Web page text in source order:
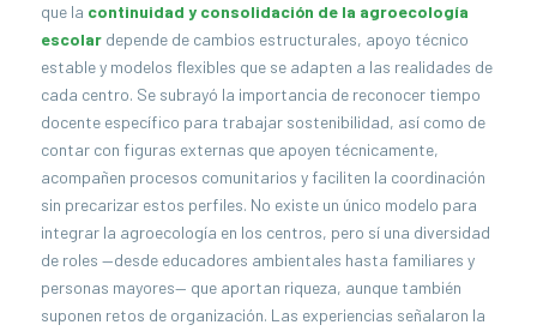
que la continuidad y consolidación de la agroecología
escolardepende de cambios estructurales, apoyo técnico
estable y modelos flexibles que se adapten a las realidades de
cada centro. Se subrayó la importancia de reconocer tiempo
docente específico para trabajar sostenibilidad, así como de
contar con figuras externas que apoyen técnicamente,
acompañen procesos comunitarios y faciliten la coordinación
sin precarizar estos perfiles. No existe un único modelo para
integrar la agroecología en los centros, pero sí una diversidad
de roles —desde educadores ambientales hasta familiares y
personas mayores— que aportan riqueza, aunque también
suponen retos de organización. Las experiencias señalaron la